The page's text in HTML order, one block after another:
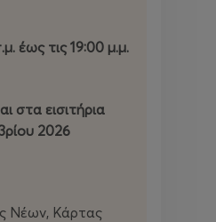
έως τις 19:00 μ.μ.
στα εισιτήρια
2026
Νέων, Κάρτας